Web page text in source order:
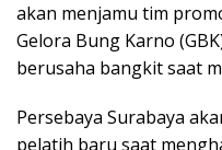
akan menjamu tim
Gelora Bung Karno
berusaha bangkit saat
Persebaya Surabaya
pelatih baru saat